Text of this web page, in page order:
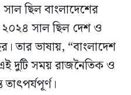
ছিল বাংলাদেশের
২০২৪ সাল ছিল দেশ ও
তার ভাষায়, “বাংলাদেশ
এই দুটি সময় রাজনৈতিক ও